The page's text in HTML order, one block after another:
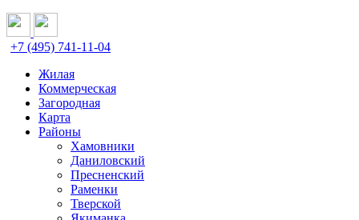
+7 (495) 741-11-04
Жилая
Коммерческая
Загородная
Карта
Районы
Хамовники
Даниловский
Пресненский
Раменки
Тверской